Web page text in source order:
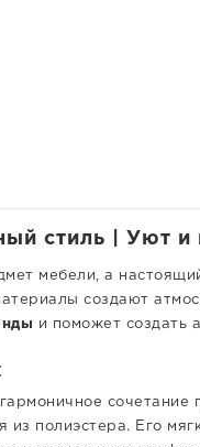
стиль | Уют
мебели, а
создают
и поможет создать
сочетание
из полиэстера. Его